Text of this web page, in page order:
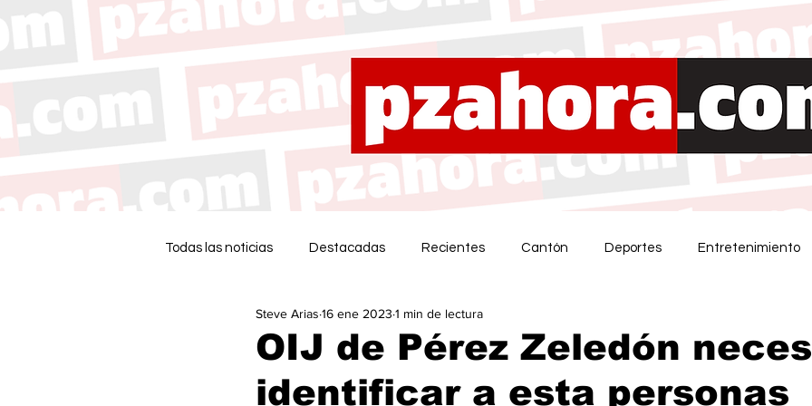
Todas las noticias Destacadas Recientes Cantón Deportes Entretenimiento
OIJ de Pérez Zeledón
identificar a esta personas
Steve Arias 16 ene 2023 1 min de lectura